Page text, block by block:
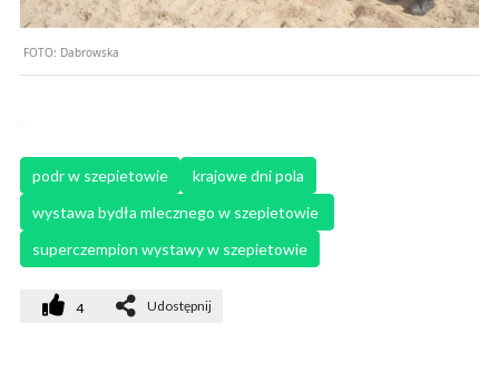
FOTO: Dabrowska
podr w szepietowie
krajowe dni pola
wystawa bydła mlecznego w szepietowie
superczempion wystawy w szepietowie
4 Udostępnij